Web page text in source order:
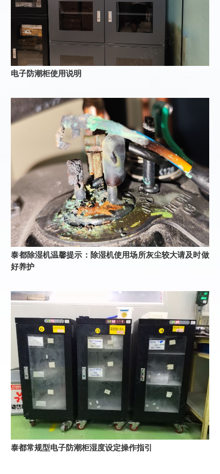
电子防潮柜使用说明
泰都除湿机温馨提示：除湿机使用场所灰尘较大请及时做
好养护
泰都常规型电子防潮柜湿度设定操作指引